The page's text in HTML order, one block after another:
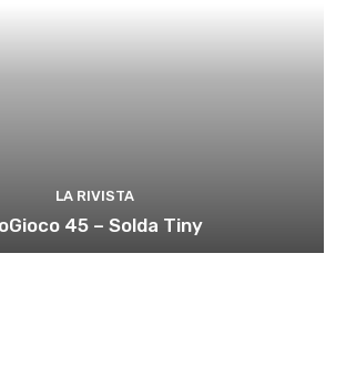
LA RIVISTA
45 – Solda Tiny